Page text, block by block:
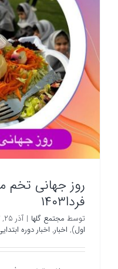
روز جهانی تخم
فردا۱۴۰۳
توسط مجتمع گلها | آذر ۲۵, ۱۴۰۳
اول), اخبار, اخبار دوره